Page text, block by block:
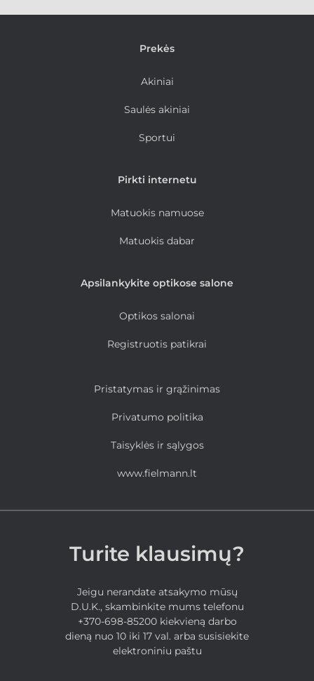
Prekės
Akiniai
Saulės akiniai
Sportui
Pirkti internetu
Matuokis namuose
Matuokis dabar
Apsilankykite optikose salone
Optikos salonai
Registruotis patikrai
Pristatymas ir grąžinimas
Privatumo politika
Taisyklės ir sąlygos
www.fielmann.lt
Turite klausimų?
Jeigu nerandate atsakymo mūsų
D.U.K., skambinkite mums telefonu
+370-698-85200 kiekvieną darbo
dieną nuo 10 iki 17 val. arba susisiekite
elektroniniu paštu